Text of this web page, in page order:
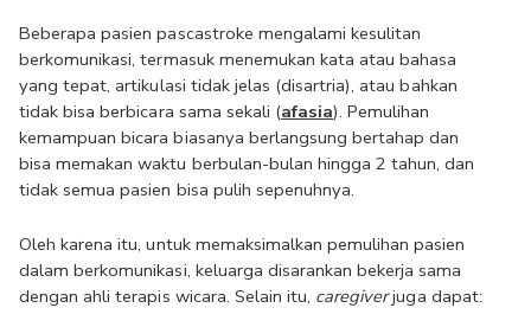
Beberapa pasien pascastroke mengalami kesulitan
berkomunikasi, termasuk menemukan kata atau bahasa
yang tepat, artikulasi tidak jelas (disartria), atau bahkan
tidak bisa berbicara sama sekali (afasia). Pemulihan
kemampuan bicara biasanya berlangsung bertahap dan
bisa memakan waktu berbulan-bulan hingga 2 tahun, dan
tidak semua pasien bisa pulih sepenuhnya.
Oleh karena itu, untuk memaksimalkan pemulihan pasien
dalam berkomunikasi, keluarga disarankan bekerja sama
dengan ahli terapis wicara. Selain itu, caregiver juga dapat: